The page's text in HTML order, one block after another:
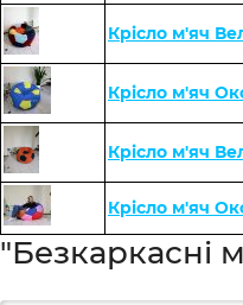
Крісло м'яч
Крісло м'яч
Крісло м'яч
Крісло м'яч
"Безкаркасні